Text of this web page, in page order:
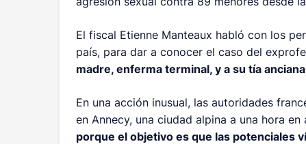
El fiscal Etienne Manteaux habló con los
país, para dar a conocer el caso del
madre, enferma terminal, y a su tía
En una acción inusual, las autoridades
en Annecy, una ciudad alpina a una hora
porque el objetivo es que las potenciales